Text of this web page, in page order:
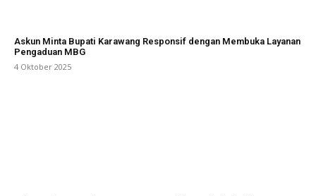
Askun Minta Bupati Karawang Responsif dengan Membuka Layanan
Pengaduan MBG
4 Oktober 2025